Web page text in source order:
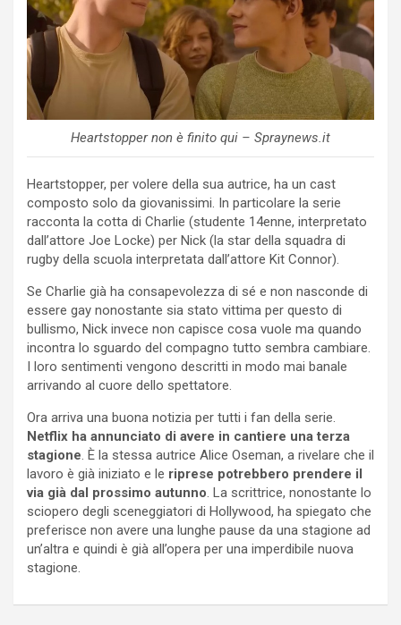
Heartstopper non è finito qui – Spraynews.it
Heartstopper, per volere della sua autrice, ha un cast
composto solo da giovanissimi. In particolare la serie
racconta la cotta di Charlie (studente 14enne, interpretato
dall’attore Joe Locke) per Nick (la star della squadra di
rugby della scuola interpretata dall’attore Kit Connor).
Se Charlie già ha consapevolezza di sé e non nasconde di
essere gay nonostante sia stato vittima per questo di
bullismo, Nick invece non capisce cosa vuole ma quando
incontra lo sguardo del compagno tutto sembra cambiare.
I loro sentimenti vengono descritti in modo mai banale
arrivando al cuore dello spettatore.
Ora arriva una buona notizia per tutti i fan della serie.
Netflix ha annunciato di avere in cantiere una terza
stagione. È la stessa autrice Alice Oseman, a rivelare che il
lavoro è già iniziato e le riprese potrebbero prendere il
via già dal prossimo autunno. La scrittrice, nonostante lo
sciopero degli sceneggiatori di Hollywood, ha spiegato che
preferisce non avere una lunghe pause da una stagione ad
un’altra e quindi è già all’opera per una imperdibile nuova
stagione.